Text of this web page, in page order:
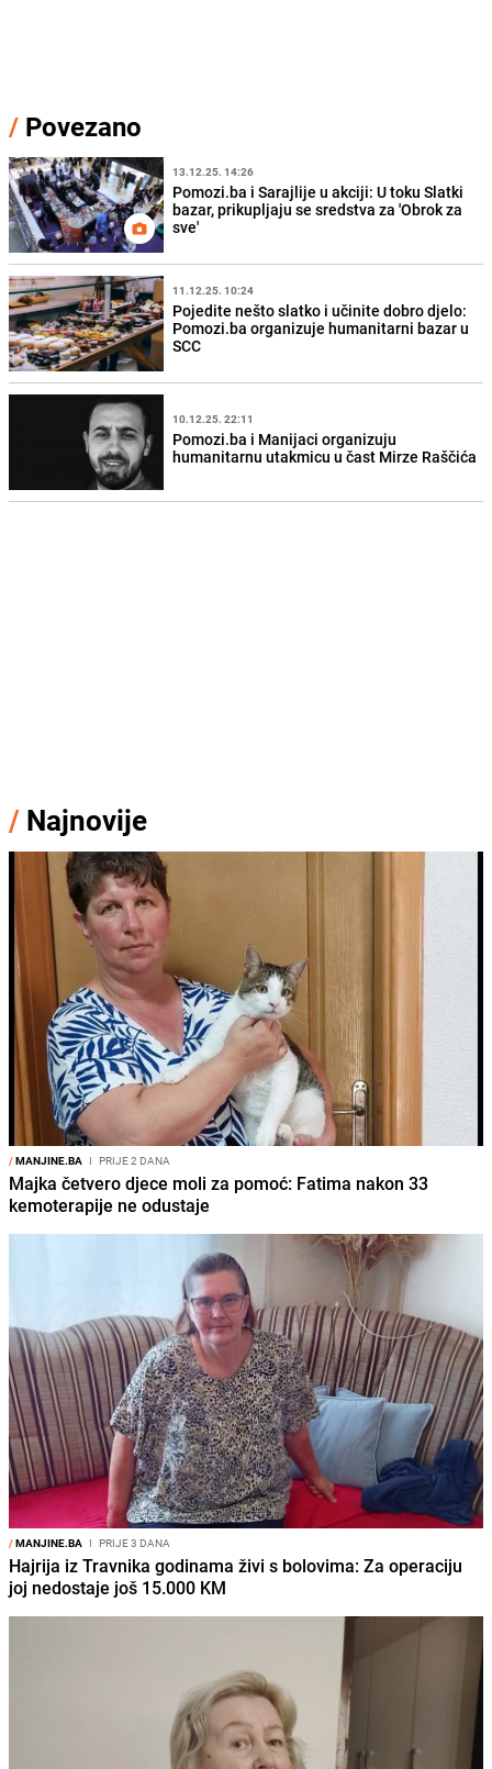
/ Povezano
13.12.25. 14:26
Pomozi.ba i Sarajlije u akciji: U toku Slatki
bazar, prikupljaju se sredstva za 'Obrok za
sve'
11.12.25. 10:24
Pojedite nešto slatko i učinite dobro djelo:
Pomozi.ba organizuje humanitarni bazar u
SCC
10.12.25. 22:11
Pomozi.ba i Manijaci organizuju
humanitarnu utakmicu u čast Mirze Raščića
/ Najnovije
/MANJINE.BA I PRIJE 2 DANA
Majka četvero djece moli za pomoć: Fatima nakon 33
kemoterapije ne odustaje
/MANJINE.BA I PRIJE 3 DANA
Hajrija iz Travnika godinama živi s bolovima: Za operaciju
joj nedostaje još 15.000 KM